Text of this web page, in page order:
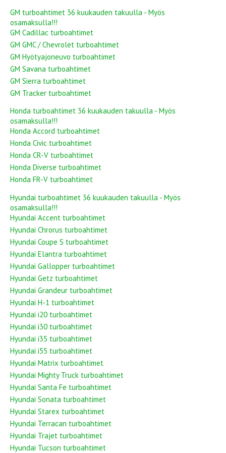
GM turboahtimet 36 kuukauden takuulla - Myös
osamaksulla!!!
GM Cadillac turboahtimet
GM GMC / Chevrolet turboahtimet
GM Hyötyajoneuvo turboahtimet
GM Savana turboahtimet
GM Sierra turboahtimet
GM Tracker turboahtimet
Honda turboahtimet 36 kuukauden takuulla - Myös
osamaksulla!!!
Honda Accord turboahtimet
Honda Civic turboahtimet
Honda CR-V turboahtimet
Honda Diverse turboahtimet
Honda FR-V turboahtimet
Hyundai turboahtimet 36 kuukauden takuulla - Myös
osamaksulla!!!
Hyundai Accent turboahtimet
Hyundai Chrorus turboahtimet
Hyundai Coupe S turboahtimet
Hyundai Elantra turboahtimet
Hyundai Gallopper turboahtimet
Hyundai Getz turboahtimet
Hyundai Grandeur turboahtimet
Hyundai H-1 turboahtimet
Hyundai i20 turboahtimet
Hyundai i30 turboahtimet
Hyundai i35 turboahtimet
Hyundai i55 turboahtimet
Hyundai Matrix turboahtimet
Hyundai Mighty Truck turboahtimet
Hyundai Santa Fe turboahtimet
Hyundai Sonata turboahtimet
Hyundai Starex turboahtimet
Hyundai Terracan turboahtimet
Hyundai Trajet turboahtimet
Hyundai Tucson turboahtimet